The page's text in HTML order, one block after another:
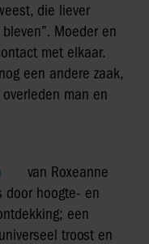
die liever
Moeder en
met elkaar.
een andere zaak,
man en
van Roxeanne
door hoogte- en
een
troost en